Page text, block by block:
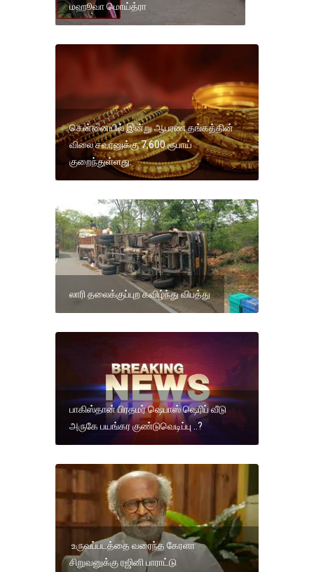
மஹூவா மொய்த்ரா
சென்னையில் இன்று ஆபரண தங்கத்தின்
விலை சவரனுக்கு 7,600 ரூபாய்
குறைந்துள்ளது.
லாரி தலைக்குப்புற கவிழ்ந்து விபத்து
பாகிஸ்தான் பிரதமர் ஷெபாஸ் ஷெரிப் வீடு
அருகே பயங்கர குண்டுவெடிப்பு ..?
உருவப்படத்தை வரைந்த கேரளா
சிறுவனுக்கு ரஜினி பாராட்டு